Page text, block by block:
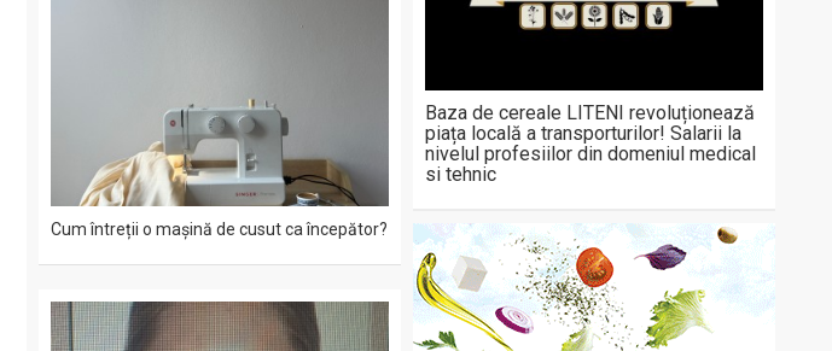
Cum întreții o mașină de cusut ca începător?
Baza de cereale LITENI revoluționează
piața locală a transporturilor! Salarii la
nivelul profesiilor din domeniul medical
si tehnic